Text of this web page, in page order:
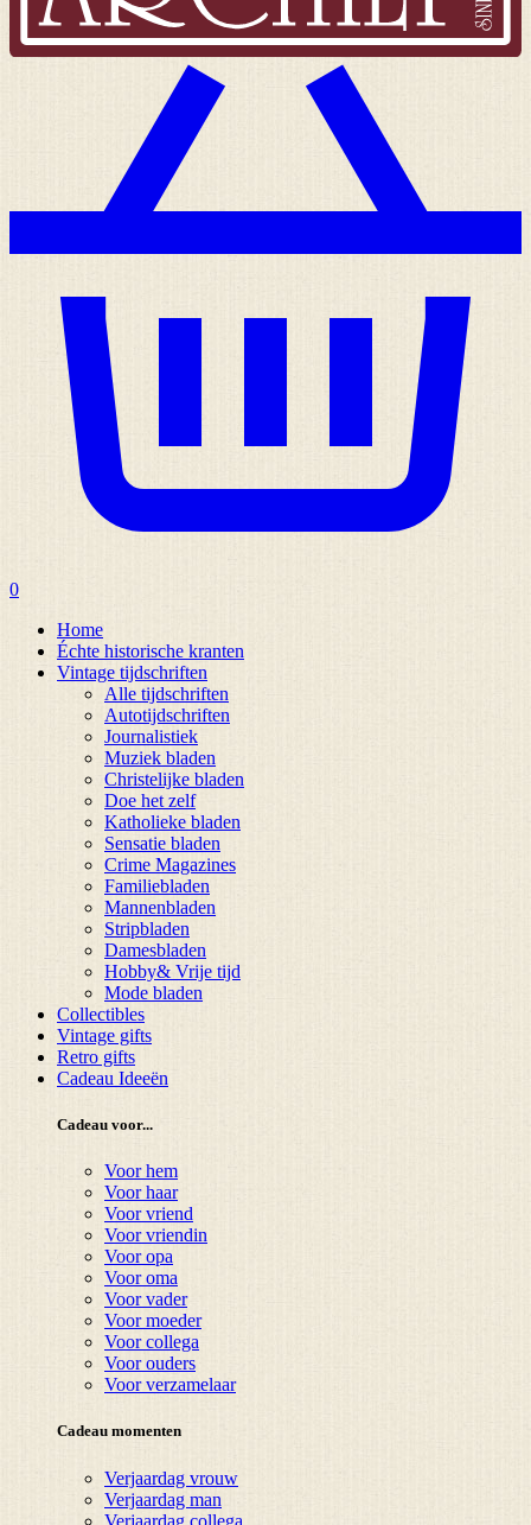
0
Home
Échte historische kranten
Vintage tijdschriften
Alle tijdschriften
Autotijdschriften
Journalistiek
Muziek bladen
Christelijke bladen
Doe het zelf
Katholieke bladen
Sensatie bladen
Crime Magazines
Familiebladen
Mannenbladen
Stripbladen
Damesbladen
Hobby& Vrije tijd
Mode bladen
Collectibles
Vintage gifts
Retro gifts
Cadeau Ideeën
Cadeau voor...
Voor hem
Voor haar
Voor vriend
Voor vriendin
Voor opa
Voor oma
Voor vader
Voor moeder
Voor collega
Voor ouders
Voor verzamelaar
Cadeau momenten
Verjaardag vrouw
Verjaardag man
Verjaardag collega